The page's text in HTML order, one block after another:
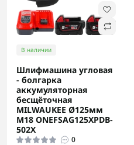
В наличии
Шлифмашина угловая
- болгарка
аккумуляторная
бесщёточная
MILWAUKEE Ø125мм
M18 ONEFSAG125XPDB-
502X
0